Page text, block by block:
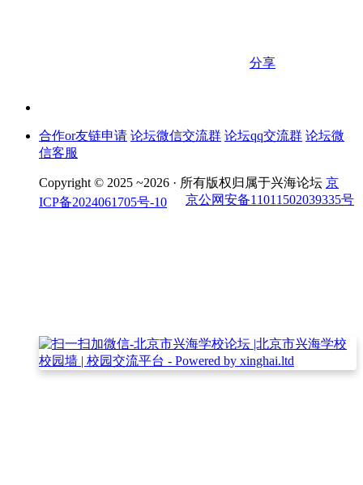
分享
合作or友链申请 论坛微信交流群 论坛qq交流群 论坛微
信客服
Copyright © 2025 ~2026 · 所有版权归属于兴海论坛 京
ICP备2024061705号-10
京公网安备11011502039335号